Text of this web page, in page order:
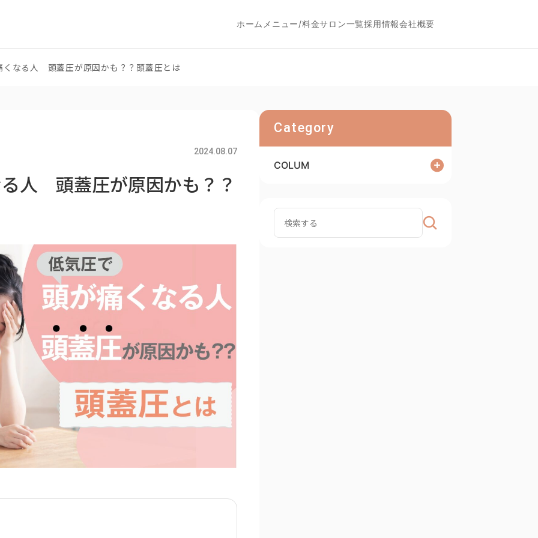
ホーム メニュー/料金サロン一覧採用情報会社概要
くなる人 頭蓋圧が原因かも？？頭蓋圧とは
2024.08.07
人 頭蓋圧が原因かも？？
Category
COLUM